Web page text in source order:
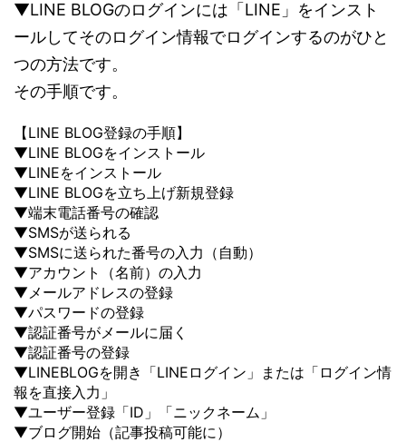
▼LINE BLOGのログインには「LINE」をインスト
ールしてそのログイン情報でログインするのがひと
つの方法です。
その手順です。
【LINE BLOG登録の手順】
▼LINE BLOGをインストール
▼LINEをインストール
▼LINE BLOGを立ち上げ新規登録
▼端末電話番号の確認
▼SMSが送られる
▼SMSに送られた番号の入力（自動）
▼アカウント（名前）の入力
▼メールアドレスの登録
▼パスワードの登録
▼認証番号がメールに届く
▼認証番号の登録
▼LINEBLOGを開き「LINEログイン」または「ログイン情
報を直接入力」
▼ユーザー登録「ID」「ニックネーム」
▼ブログ開始（記事投稿可能に）